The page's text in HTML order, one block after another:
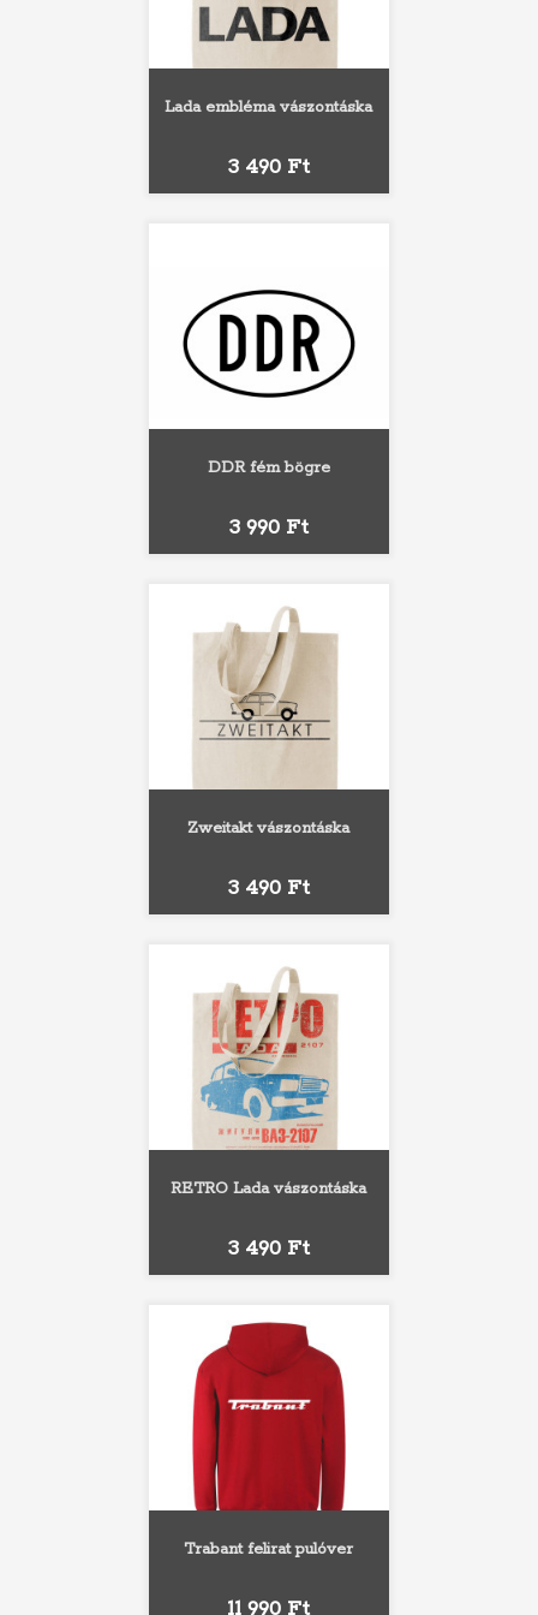
Lada embléma vászontáska
Ár
3 490 Ft
DDR fém bögre
Ár
3 990 Ft
Zweitakt vászontáska
Ár
3 490 Ft
RETRO Lada vászontáska
Ár
3 490 Ft
Trabant felirat pulóver
Ár
11 990 Ft